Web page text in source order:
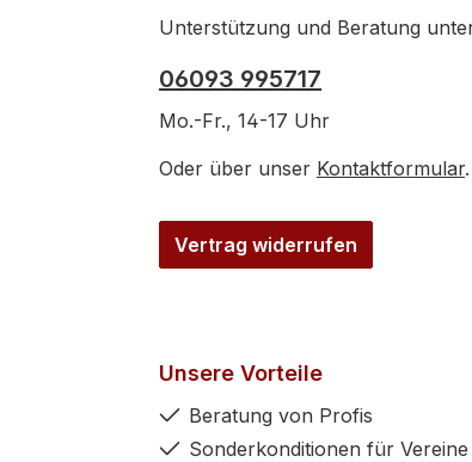
Unterstützung und Beratung
06093 995717
Mo.-Fr., 14-17 Uhr
Oder über unser Kontaktformular.
Vertrag widerrufen
Unsere Vorteile
Beratung von Profis
Sonderkonditionen für Vereine